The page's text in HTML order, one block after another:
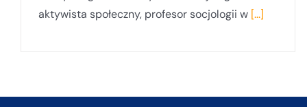
aktywista społeczny, profesor socjologii w [...]